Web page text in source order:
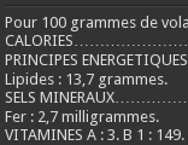
Pour 100 grammes de
PRINCIPES
Lipides : 13,7 grammes.
SELS
Fer : 2,7 milligrammes.
VITAMINES A : 3. B 1 :